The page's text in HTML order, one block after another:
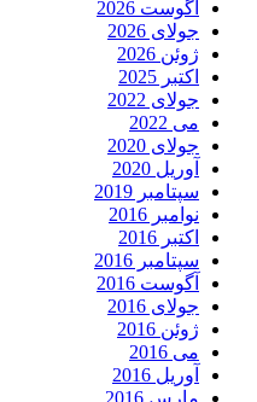
آگوست 2026
جولای 2026
ژوئن 2026
اکتبر 2025
جولای 2022
می 2022
جولای 2020
آوریل 2020
سپتامبر 2019
نوامبر 2016
اکتبر 2016
سپتامبر 2016
آگوست 2016
جولای 2016
ژوئن 2016
می 2016
آوریل 2016
مارس 2016